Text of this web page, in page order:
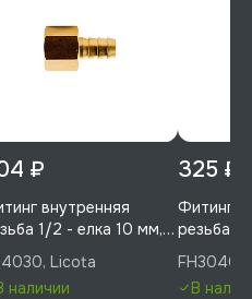
₽
внутренняя
1/2 - елка 10 мм,
Licota, FH4030
Licota
наличии
325 ₽
Фитинг
резьба
латунь,
FH3040,
В